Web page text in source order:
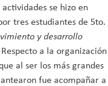
se hizo en
tres estudiantes de 5to.
y desarrollo
a la organización
al ser los más grandes
fue acompañar a